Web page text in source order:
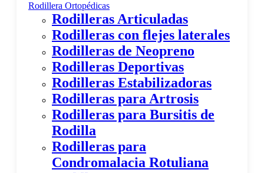
Rodillera Ortopédicas
Rodilleras Articuladas
Rodilleras con flejes laterales
Rodilleras de Neopreno
Rodilleras Deportivas
Rodilleras Estabilizadoras
Rodilleras para Artrosis
Rodilleras para Bursitis de
Rodilla
Rodilleras para
Condromalacia Rotuliana